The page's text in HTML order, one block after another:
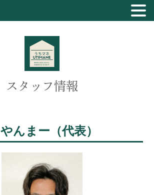
スタッフ情報
やんまー（代表）